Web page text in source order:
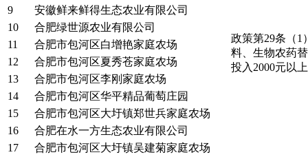
政策第29条（1
料、生物农药
投入2000元以
9
安徽鲜来鲜得生态农业有限公司
10
合肥绿世源农业有限公司
11
合肥市包河区白增艳家庭农场
12
合肥市包河区夏秀苍家庭农场
13
合肥市包河区李刚家庭农场
14
合肥市包河区华平精品葡萄庄园
15
合肥市包河区大圩镇郑世兵家庭农场
16
合肥在水一方生态农业有限公司
17
合肥市包河区大圩镇吴建菊家庭农场